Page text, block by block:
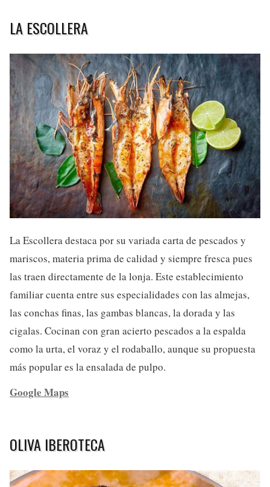
LA ESCOLLERA
La Escollera destaca por su variada carta de pescados y
mariscos, materia prima de calidad y siempre fresca pues
las traen directamente de la lonja. Este establecimiento
familiar cuenta entre sus especialidades con las almejas,
las conchas finas, las gambas blancas, la dorada y las
cigalas. Cocinan con gran acierto pescados a la espalda
como la urta, el voraz y el rodaballo, aunque su propuesta
más popular es la ensalada de pulpo.
Google Maps
OLIVA IBEROTECA